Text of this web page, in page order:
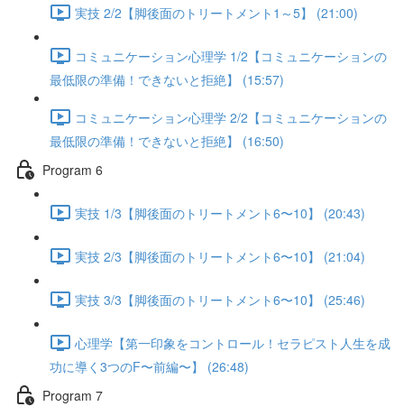
実技 2/2【脚後面のトリートメント1～5】 (21:00)
コミュニケーション心理学 1/2【コミュニケーションの
最低限の準備！できないと拒絶】 (15:57)
コミュニケーション心理学 2/2【コミュニケーションの
最低限の準備！できないと拒絶】 (16:50)
Program 6
実技 1/3【脚後面のトリートメント6〜10】 (20:43)
実技 2/3【脚後面のトリートメント6〜10】 (21:04)
実技 3/3【脚後面のトリートメント6〜10】 (25:46)
心理学【第一印象をコントロール！セラピスト人生を成
功に導く3つのF〜前編〜】 (26:48)
Program 7